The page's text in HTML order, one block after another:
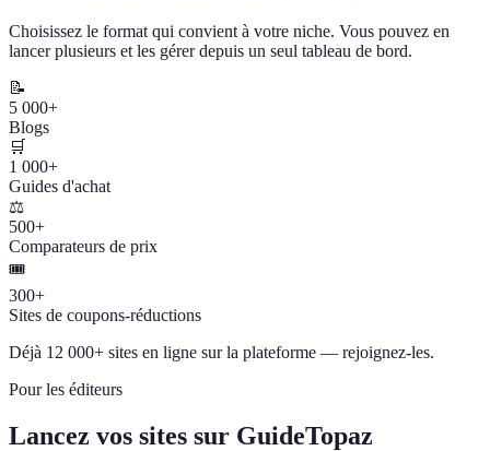
Choisissez le format qui convient à votre niche. Vous pouvez en
lancer plusieurs et les gérer depuis un seul tableau de bord.
📝
5 000+
Blogs
🛒
1 000+
Guides d'achat
⚖️
500+
Comparateurs de prix
🎟️
300+
Sites de coupons-réductions
Déjà 12 000+ sites en ligne sur la plateforme — rejoignez-les.
Pour les éditeurs
Lancez vos sites sur GuideTopaz